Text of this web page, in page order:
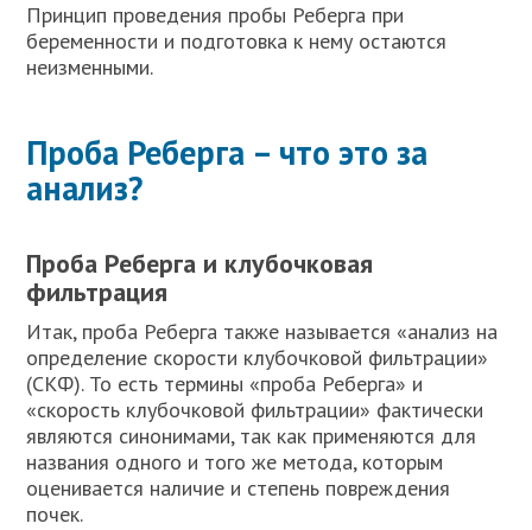
Принцип проведения пробы Реберга при
беременности и подготовка к нему остаются
неизменными.
Проба Реберга – что это за
анализ?
Проба Реберга и клубочковая
фильтрация
Итак, проба Реберга также называется «анализ на
определение скорости клубочковой фильтрации»
(СКФ). То есть термины «проба Реберга» и
«скорость клубочковой фильтрации» фактически
являются синонимами, так как применяются для
названия одного и того же метода, которым
оценивается наличие и степень повреждения
почек.